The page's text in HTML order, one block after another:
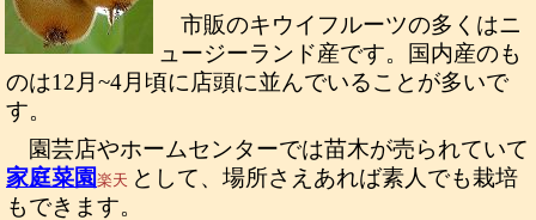
市販のキウイフルーツの多くはニ
ュージーランド産です。国内産のも
のは12月~4月頃に店頭に並んでいることが多いで
す。
園芸店やホームセンターでは苗木が売られていて
家庭菜園 楽天 として、場所さえあれば素人でも栽培
もできます。